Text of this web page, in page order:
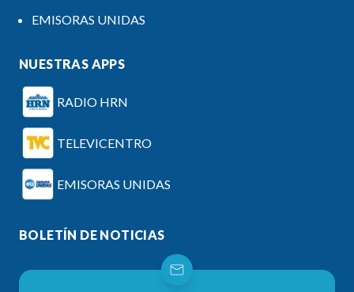
EMISORAS UNIDAS
NUESTRAS APPS
RADIO HRN
TELEVICENTRO
EMISORAS UNIDAS
BOLETÍN DE NOTICIAS